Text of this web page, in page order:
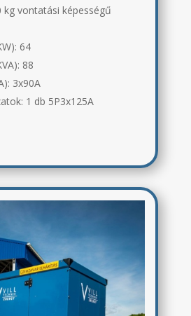
kg vontatási képességű
64
88
3x90A
1 db 5P3x125A